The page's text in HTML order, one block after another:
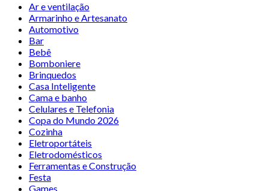
Ar e ventilação
Armarinho e Artesanato
Automotivo
Bar
Bebê
Bomboniere
Brinquedos
Casa Inteligente
Cama e banho
Celulares e Telefonia
Copa do Mundo 2026
Cozinha
Eletroportáteis
Eletrodomésticos
Ferramentas e Construção
Festa
Games